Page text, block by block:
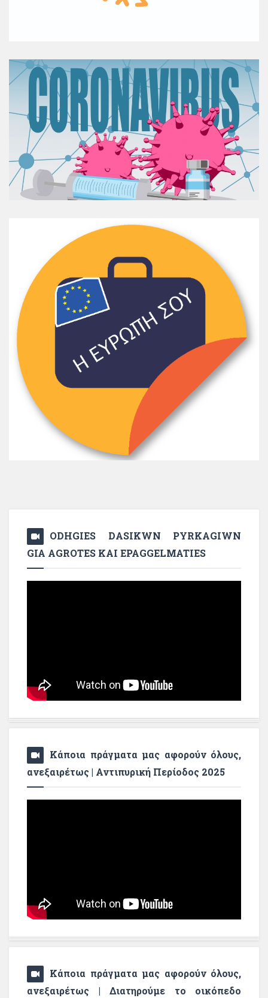
ODHGIES DASIKWN PYRKAGIWN
GIA AGROTES KAI EPAGGELMATIES
Κάποια πράγματα μας αφορούν όλους,
ανεξαιρέτως | Αντιπυρική Περίοδος 2025
Κάποια πράγματα μας αφορούν όλους,
ανεξαιρέτως | Διατηρούμε το οικόπεδο